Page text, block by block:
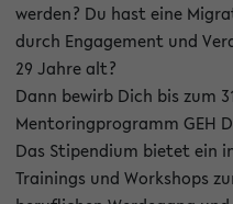
werden? Du hast eine
durch Engagement und
29 Jahre alt?
Dann bewirb Dich bis zum
Mentoringprogramm GEH
Das Stipendium bietet ein
Trainings und Workshops